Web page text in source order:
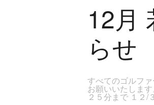
12月
らせ
すべてのゴルフ
お願いいたしま
２５分まで １２/